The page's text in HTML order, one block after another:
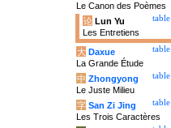
Le Canon des Poèmes
table
论 Lun Yu
Les Entretiens
table
大 Daxue
La Grande Étude
table
中 Zhongyong
Le Juste Milieu
table
字 San Zi Jing
Les Trois Caractères